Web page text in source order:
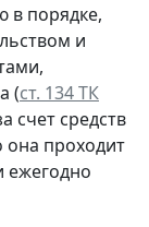
в порядке,
и
(ст. 134 ТК
счет средств
проходит
ежегодно